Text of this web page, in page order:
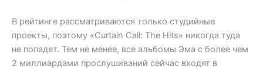
В рейтинге рассматриваются только студийные
проекты, поэтому «Curtain Call: The Hits» никогда туда
не попадет. Тем не менее, все альбомы Эма с более чем
2 миллиардами прослушиваний сейчас входят в